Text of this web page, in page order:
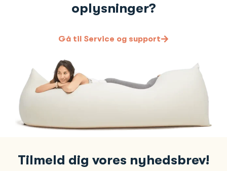
oplysninger?
Gå til Service og support
Tilmeld dig vores nyhedsbrev!